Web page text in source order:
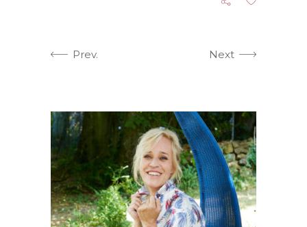
Prev. Next